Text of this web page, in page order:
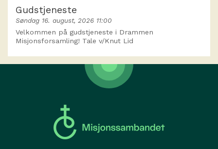
Gudstjeneste
Søndag 16. august, 2026 11:00
Velkommen på gudstjeneste i Drammen
Misjonsforsamling! Tale v/Knut Lid